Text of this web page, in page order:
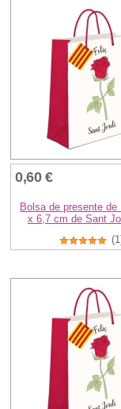
0,60 €
Bolsa de presente de
x 6,7 cm de Sant